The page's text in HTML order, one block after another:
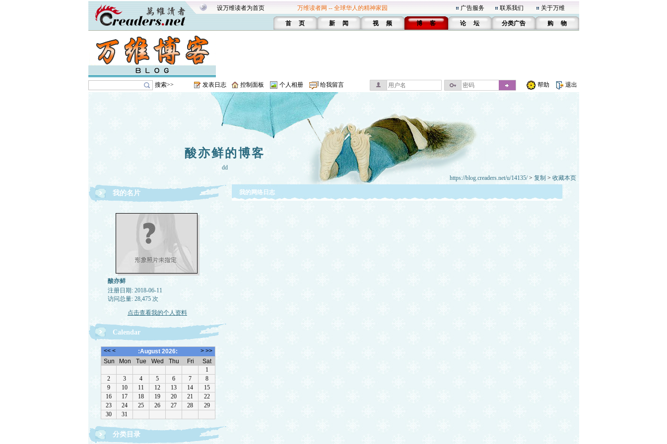
设万维读者为首页 万维读者网 -- 全球华人的精神家园 广告服务 联系我们 关于万维
首 页 新 闻 视 频 博 客 论 坛 分类广告 购 物
搜索>> 发表日志 控制面板 个人相册 给我留言 帮助 退出
酸亦鲜的博客
dd
https://blog.creaders.net/u/14135/> 复制 > 收藏本页
我的名片
酸亦鲜
注册日期: 2018-06-11
访问总量: 28,475 次
点击查看我的个人资料
Calendar
分类目录
我的网络日志